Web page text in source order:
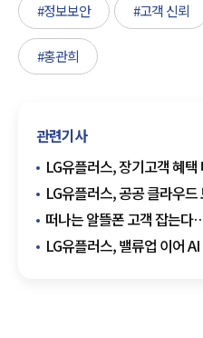
#정보보안 #고객 신뢰
#홍관희
관련기사
LG유플러스, 장기고객 혜
잇단 초청
LG유플러스, 공공 클라우
획득
떠나는 알뜰폰 고객 잡는
장기 이용 공략
LG유플러스, 밸류업 이어